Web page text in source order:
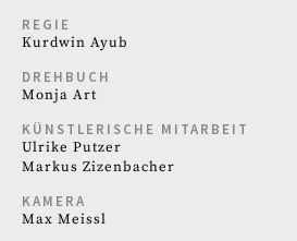
REGIE
Kurdwin Ayub
DREHBUCH
Monja Art
KÜNSTLERISCHE MITARBEIT
Ulrike Putzer
Markus Zizenbacher
KAMERA
Max Meissl